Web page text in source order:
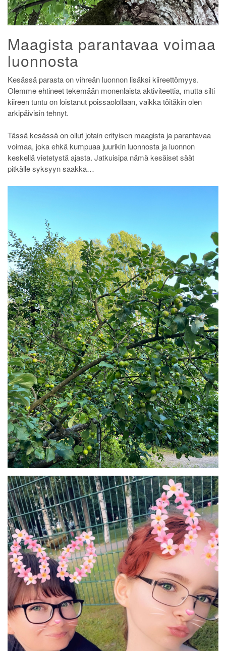
Maagista parantavaa voimaa
luonnosta
Kesässä parasta on vihreän luonnon lisäksi kiireettömyys.
Olemme ehtineet tekemään monenlaista aktiviteettia, mutta silti
kiireen tuntu on loistanut poissaolollaan, vaikka töitäkin olen
arkipäivisin tehnyt.
Tässä kesässä on ollut jotain erityisen maagista ja parantavaa
voimaa, joka ehkä kumpuaa juurikin luonnosta ja luonnon
keskellä vietetystä ajasta. Jatkuisipa nämä kesäiset säät
pitkälle syksyyn saakka…